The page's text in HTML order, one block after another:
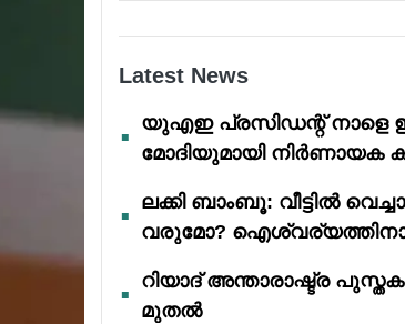
Latest News
യുഎഇ പ്രസിഡന്റ് നാളെ
മോദിയുമായി നിർണായക
ലക്കി ബാംബൂ: വീട്ടിൽ
വരുമോ?
റിയാദ് അന്താരാഷ്ട്ര
മുതൽ